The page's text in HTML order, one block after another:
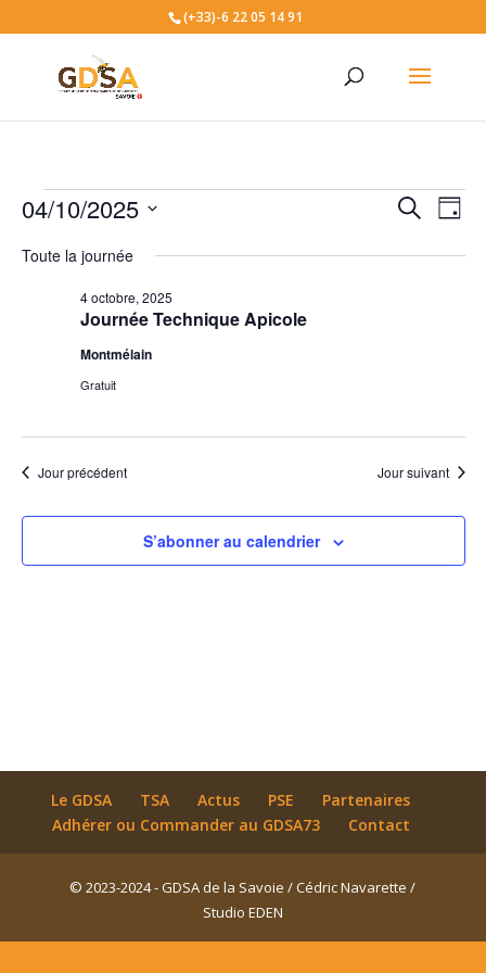
(+33)-6 22 05 14 91
Évènements
4
octobre,
2025
Recherche
de
Jour
04/10/2025
une
Toute la journée
Journée Technique Apicole
4 octobre, 2025
Montmélain
Gratuit
Jour précédent Jour suivant
S’abonner au calendrier
Le GDSA TSA Actus PSE
Partenaires
Adhérer ou Commander au GDSA73
Contact
© 2023-2024 - GDSA de la Savoie / Cédric Navarette /
Studio EDEN